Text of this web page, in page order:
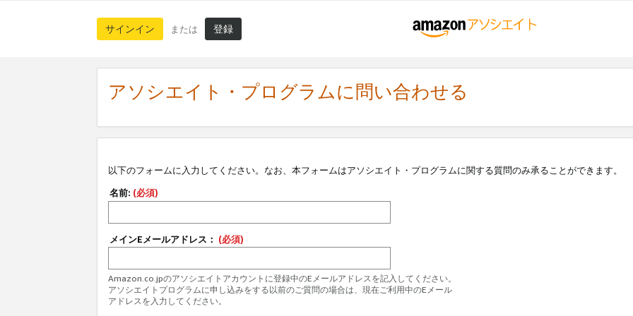
サインイン または 登録
アソシエイト・プログラムに問い合わせる
以下のフォームに入力してください。なお、本フォームはアソシエイト・プログラムに関する質問のみ承ることができます。
名前: (必須)
メインEメールアドレス： (必須)
Amazon.co.jpのアソシエイトアカウントに登録中のEメールアドレスを記入してください。
アソシエイトプログラムに申し込みをする以前のご質問の場合は、現在ご利用中のEメール
アドレスを入力してください。